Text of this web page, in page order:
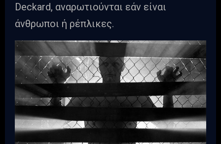
Deckard, αναρωτιούνται εάν είναι
άνθρωποι ή ρέπλικες.